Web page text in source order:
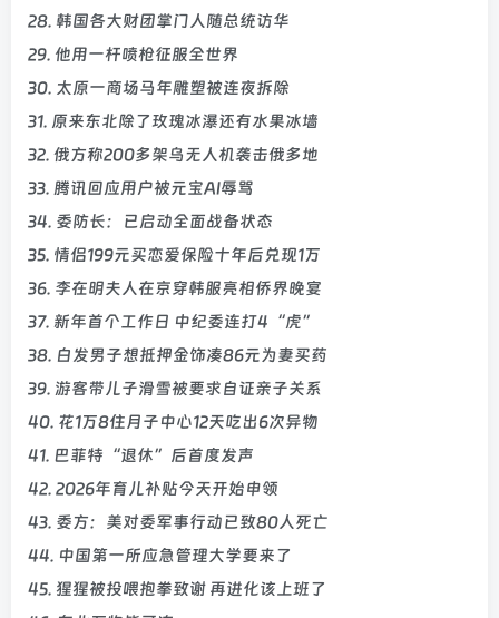
28. 韩国各大财团掌门人随总统访华
29. 他用一杆喷枪征服全世界
30. 太原一商场马年雕塑被连夜拆除
31. 原来东北除了玫瑰冰瀑还有水果冰墙
32. 俄方称200多架乌无人机袭击俄多地
33. 腾讯回应用户被元宝AI辱骂
34. 委防长：已启动全面战备状态
35. 情侣199元买恋爱保险十年后兑现1万
36. 李在明夫人在京穿韩服亮相侨界晚宴
37. 新年首个工作日 中纪委连打4“虎”
38. 白发男子想抵押金饰凑86元为妻买药
39. 游客带儿子滑雪被要求自证亲子关系
40. 花1万8住月子中心12天吃出6次异物
41. 巴菲特“退休”后首度发声
42. 2026年育儿补贴今天开始申领
43. 委方：美对委军事行动已致80人死亡
44. 中国第一所应急管理大学要来了
45. 猩猩被投喂抱拳致谢 再进化该上班了